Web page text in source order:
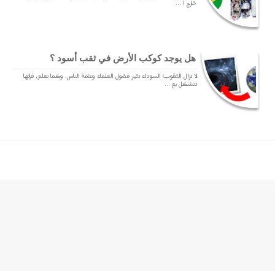
خارج ا ...
هل يوجد كوكب الأرض في ثقب أسود ؟
لا تزال الثقوب السوداء تثير فضول العلماء وعامة الناس. وكما نعلم، فإنها
تتشكل بع ...